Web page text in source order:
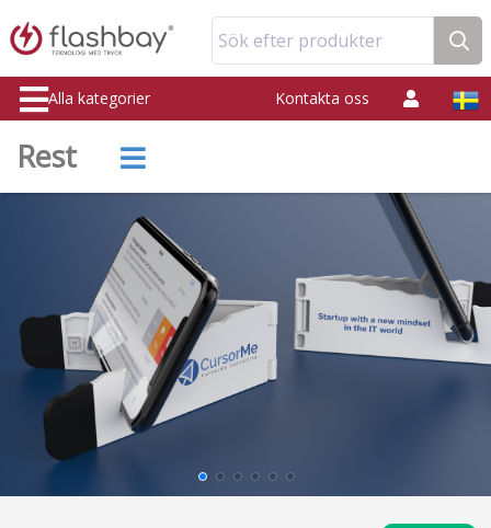
Sök efter produkter
Alla kategorier Kontakta oss
Rest